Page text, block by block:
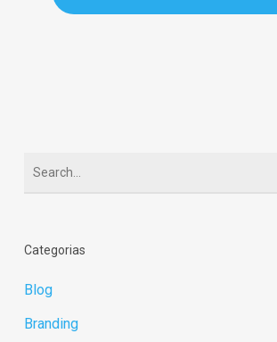
Categorias
Blog
Branding